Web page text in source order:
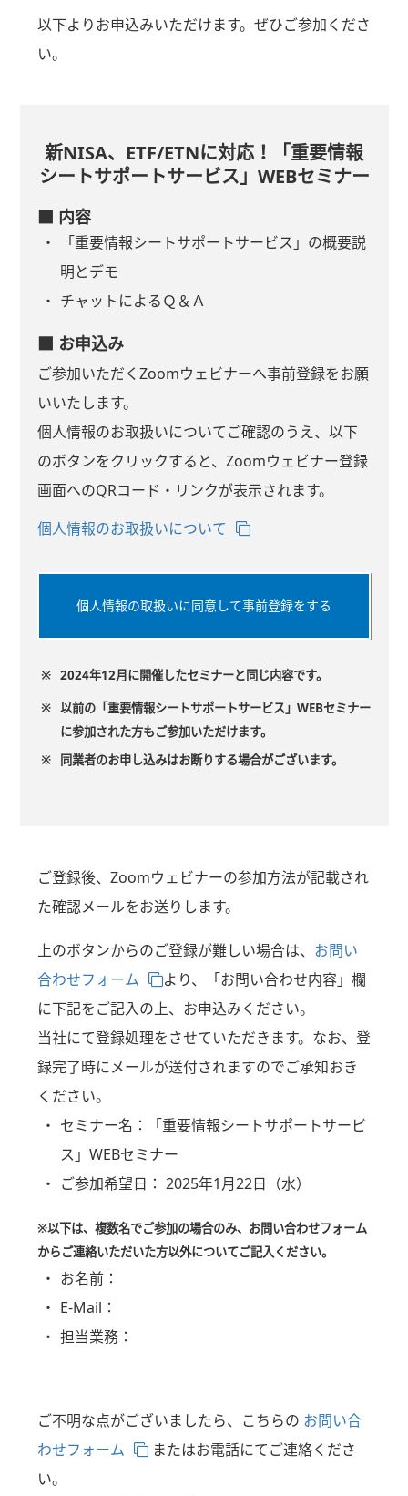
以下よりお申込みいただけます。ぜひご参加くださ
い。
新NISA、ETF/ETNに対応！「重要情報
シートサポートサービス」WEBセミナー
■ 内容
「重要情報シートサポートサービス」の概要説
明とデモ
チャットによるＱ＆Ａ
■ お申込み
ご参加いただくZoomウェビナーへ事前登録をお願
いいたします。
個人情報のお取扱いについてご確認のうえ、以下
のボタンをクリックすると、Zoomウェビナー登録
画面へのQRコード・リンクが表示されます。
個人情報のお取扱いについて
個人情報の取扱いに同意して事前登録をする
※ 2024年12月に開催したセミナーと同じ内容です。
※ 以前の「重要情報シートサポートサービス」WEBセミナー
に参加された方もご参加いただけます。
※
同業者のお申し込みはお断りする場合がございます。
ご登録後、Zoomウェビナーの参加方法が記載され
た確認メールをお送りします。
上のボタンからのご登録が難しい場合は、 お問い
合わせフォーム
より、「お問い合わせ内容」欄
に下記をご記入の上、お申込みください。
当社にて登録処理をさせていただきます。なお、登
録完了時にメールが送付されますのでご承知おき
ください。
セミナー名：「重要情報シートサポートサービ
ス」WEBセミナー
ご参加希望日： 2025年1月22日（水）
※以下は、複数名でご参加の場合のみ、お問い合わせフォーム
からご連絡いただいた方以外についてご記入ください。
お名前：
E-Mail：
担当業務：
ご不明な点がございましたら、こちらの お問い合
わせフォーム
またはお電話にてご連絡くださ
い。